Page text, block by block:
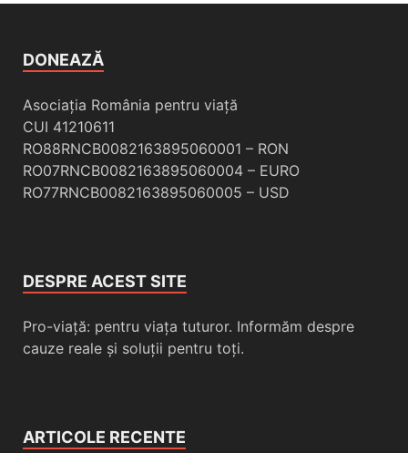
DONEAZĂ
Asociația România pentru viață
CUI 41210611
RO88RNCB0082163895060001 – RON
RO07RNCB0082163895060004 – EURO
RO77RNCB0082163895060005 – USD
DESPRE ACEST SITE
Pro-viață: pentru viața tuturor. Informăm despre
cauze reale și soluții pentru toți.
ARTICOLE RECENTE